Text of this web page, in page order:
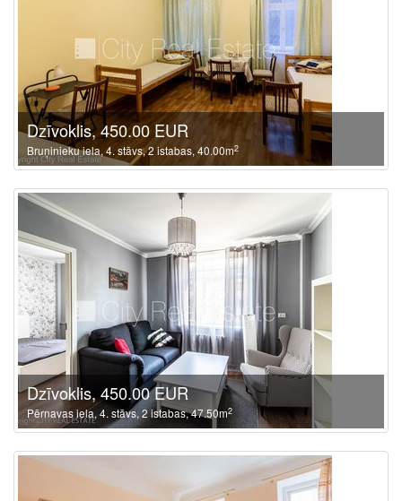
Dzīvoklis, 450.00 EUR
Bruņinieku iela, 4. stāvs, 2 istabas, 40.00m2
Dzīvoklis, 450.00 EUR
Pērnavas iela, 4. stāvs, 2 istabas, 47.50m2